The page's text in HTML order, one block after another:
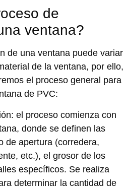
de
ventana?
de una ventana puede variar
de la ventana, por ello,
el proceso general para
de PVC:
el proceso comienza con
donde se definen las
de apertura (corredera,
etc.), el grosor de los
específicos. Se realiza
determinar la cantidad de